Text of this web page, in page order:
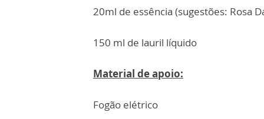
20ml de essência (sugestões: Rosa
150 ml de lauril líquido
Material de apoio:
Fogão elétrico